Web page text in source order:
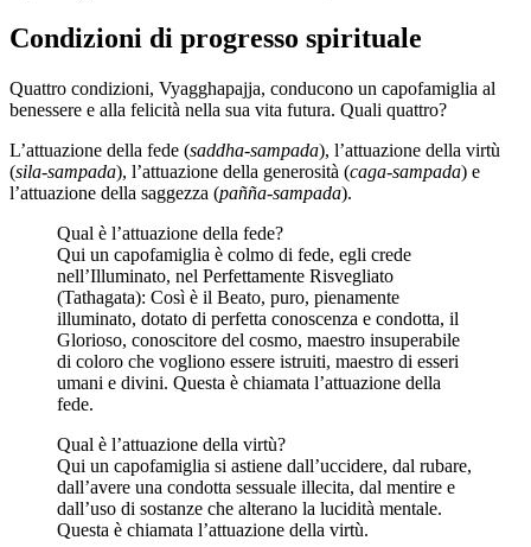
Condizioni di progresso spirituale
Quattro condizioni, Vyagghapajja, conducono un capofamiglia al
benessere e alla felicità nella sua vita futura. Quali quattro?
L’attuazione della fede (saddha-sampada), l’attuazione della virtù
(sila-sampada), l’attuazione della generosità (caga-sampada) e
l’attuazione della saggezza (pañña-sampada).
Qual è l’attuazione della fede?
Qui un capofamiglia è colmo di fede, egli crede
nell’Illuminato, nel Perfettamente Risvegliato
(Tathagata): Così è il Beato, puro, pienamente
illuminato, dotato di perfetta conoscenza e condotta, il
Glorioso, conoscitore del cosmo, maestro insuperabile
di coloro che vogliono essere istruiti, maestro di esseri
umani e divini. Questa è chiamata l’attuazione della
fede.
Qual è l’attuazione della virtù?
Qui un capofamiglia si astiene dall’uccidere, dal rubare,
dall’avere una condotta sessuale illecita, dal mentire e
dall’uso di sostanze che alterano la lucidità mentale.
Questa è chiamata l’attuazione della virtù.